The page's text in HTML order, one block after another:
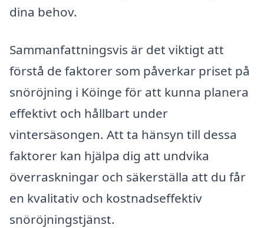
dina behov.
Sammanfattningsvis är det viktigt att
förstå de faktorer som påverkar priset på
snöröjning i Köinge för att kunna planera
effektivt och hållbart under
vintersäsongen. Att ta hänsyn till dessa
faktorer kan hjälpa dig att undvika
överraskningar och säkerställa att du får
en kvalitativ och kostnadseffektiv
snöröjningstjänst.